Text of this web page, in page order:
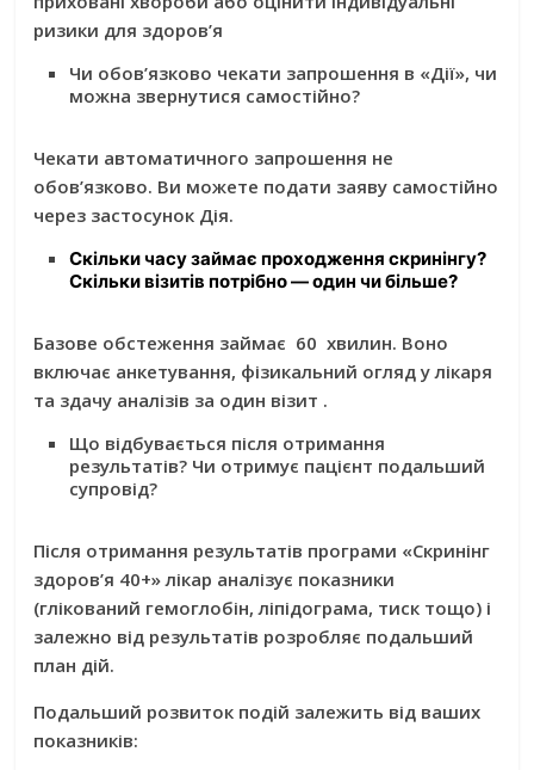
ризики для здоров’я
Чи обов’язково чекати запрошення в «Дії», чи
можна звернутися самостійно?
Чекати автоматичного запрошення не
обов’язково. Ви можете подати заяву самостійно
через застосунок Дія.
Скільки часу займає проходження скринінгу?
Скільки візитів потрібно — один чи більше?
Базове обстеження займає 60 хвилин. Воно
включає анкетування, фізикальний огляд у лікаря
та здачу аналізів за один візит .
Що відбувається після отримання
результатів? Чи отримує пацієнт подальший
супровід?
Після отримання результатів програми «Скринінг
здоров’я 40+»лікар аналізує показники
(глікований гемоглобін, ліпідограма, тиск тощо) і
залежно від результатів розробляє подальший
план дій.
Подальший розвиток подій залежить від ваших
показників: